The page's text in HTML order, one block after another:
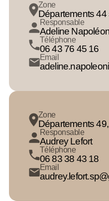
Zone
Départements
Responsable
Adeline
Téléphone
06 43 76 45 16
Email
Zone
Départements
Responsable
Audrey Lefort
Téléphone
06 83 38 43 18
Email